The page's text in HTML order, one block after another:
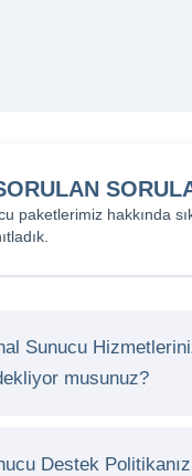
paketlerimiz hakkında
Sunucu
musunuz?
Destek Politikanız